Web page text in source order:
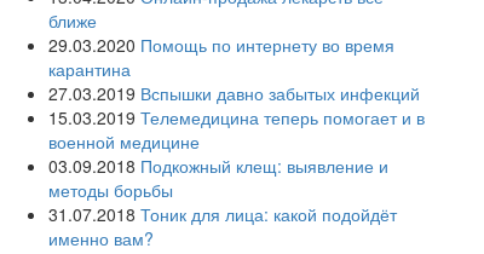
ближе
29.03.2020 Помощь по интернету во время
карантина
27.03.2019 Вспышки давно забытых инфекций
15.03.2019 Телемедицина теперь помогает и в
военной медицине
03.09.2018 Подкожный клещ: выявление и
методы борьбы
31.07.2018 Тоник для лица: какой подойдёт
именно вам?